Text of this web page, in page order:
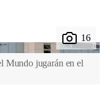
Mundo jugarán en el